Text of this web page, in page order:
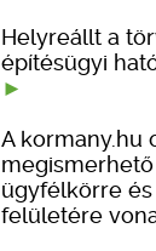
Helyreállt a
építésügyi
A kormany.hu
ügyfélkörre és
felületére